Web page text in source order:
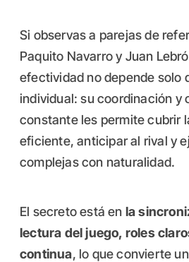
Si observas a parejas de
Paquito Navarro y Juan
efectividad no depende solo
individual: su coordinación y
constante les permite cubrir
eficiente, anticipar al rival y
complejas con naturalidad.
El secreto está en la
lectura del juego, roles
continua, lo que convierte